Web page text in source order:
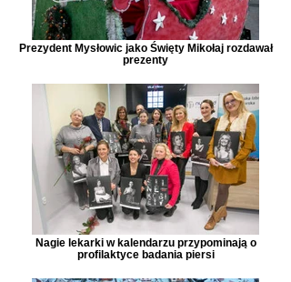
Prezydent Mysłowic jako Święty Mikołaj rozdawał
prezenty
Nagie lekarki w kalendarzu przypominają o
profilaktyce badania piersi